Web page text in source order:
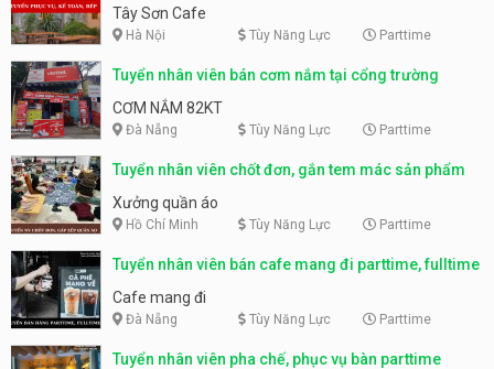
Tây Sơn Cafe
Hà Nội Tùy Năng Lực Parttime
Tuyển nhân viên bán cơm nắm tại cổng trường
CƠM NẮM 82KT
Đà Nẵng Tùy Năng Lực Parttime
Tuyển nhân viên chốt đơn, gắn tem mác sản phẩm
Xưởng quần áo
Hồ Chí Minh Tùy Năng Lực Parttime
Tuyển nhân viên bán cafe mang đi parttime, fulltime
Cafe mang đi
Đà Nẵng Tùy Năng Lực Parttime
Tuyển nhân viên pha chế, phục vụ bàn parttime